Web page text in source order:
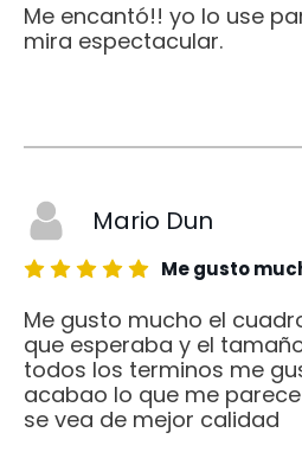
Me encantó!! yo lo use
mira espectacular.
Mario Dun
Me gusto
Me gusto mucho el
que esperaba y el
todos los terminos me
acabao lo que me
se vea de mejor calidad